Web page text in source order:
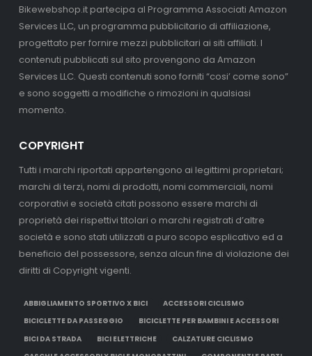
Bikewebshop.it partecipa al Programma Associati Amazon
Services LLC, un programma pubblicitario di affiliazione,
progettato per fornire mezzi pubblicitari ai siti affiliati. I
contenuti pubblicati sul sito provengono da Amazon
Services LLC. Questi contenuti sono forniti “cosi’ come sono”
e sono soggetti a modifiche o rimozioni in qualsiasi
momento.
COPYRIGHT
Tutti i marchi riportati appartengono ai legittimi proprietari;
marchi di terzi, nomi di prodotti, nomi commerciali, nomi
corporativi e società citati possono essere marchi di
proprietà dei rispettivi titolari o marchi registrati d’altre
società e sono stati utilizzati a puro scopo esplicativo ed a
beneficio del possessore, senza alcun fine di violazione dei
diritti di Copyright vigenti.
ABBIGLIAMENTO SPORTIVO X BICI
ACCESSORI CICLISMO
BICICLETTE DA PASSEGGIO
BICICLETTE PER BAMBINI E ACCESSORI
BICI DA STRADA
BICI ELETTRICHE
CALZATURE CICLISMO